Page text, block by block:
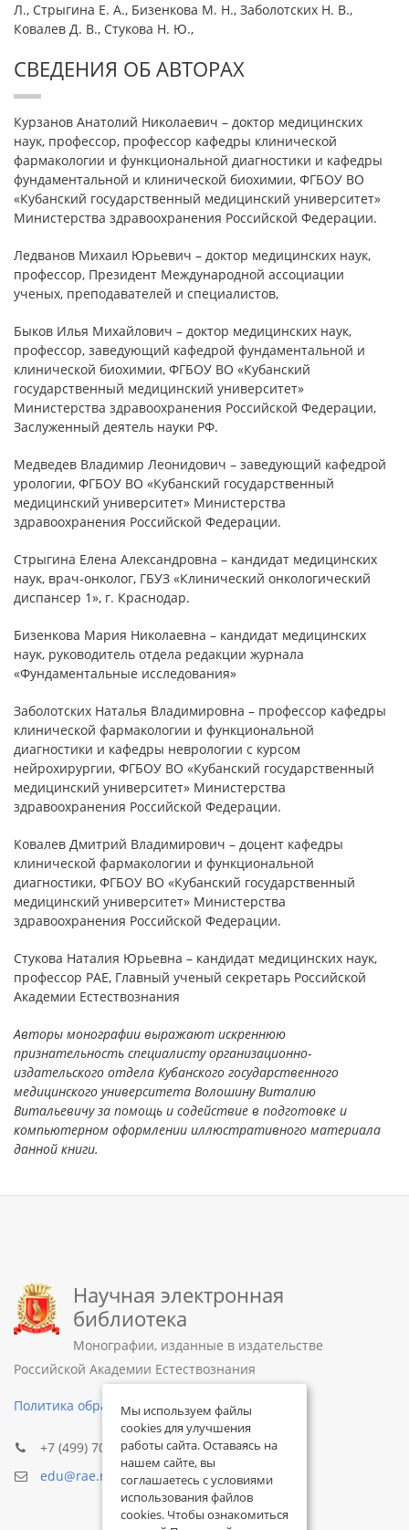
Л., Стрыгина Е. А., Бизенкова М. Н., Заболотских Н. В.,
Ковалев Д. В., Стукова Н. Ю.,
СВЕДЕНИЯ ОБ АВТОРАХ
Курзанов Анатолий Николаевич – доктор медицинских
наук, профессор, профессор кафедры клинической
фармакологии и функциональной диагностики и кафедры
фундаментальной и клинической биохимии, ФГБОУ ВО
«Кубанский государственный медицинский университет»
Министерства здравоохранения Российской Федерации.
Ледванов Михаил Юрьевич – доктор медицинских наук,
профессор, Президент Международной ассоциации
ученых, преподавателей и специалистов,
Быков Илья Михайлович – доктор медицинских наук,
профессор, заведующий кафедрой фундаментальной и
клинической биохимии, ФГБОУ ВО «Кубанский
государственный медицинский университет»
Министерства здравоохранения Российской Федерации,
Заслуженный деятель науки РФ.
Медведев Владимир Леонидович – заведующий кафедрой
урологии, ФГБОУ ВО «Кубанский государственный
медицинский университет» Министерства
здравоохранения Российской Федерации.
Стрыгина Елена Александровна – кандидат медицинских
наук, врач-онколог, ГБУЗ «Клинический онкологический
диспансер 1», г. Краснодар.
Бизенкова Мария Николаевна – кандидат медицинских
наук, руководитель отдела редакции журнала
«Фундаментальные исследования»
Заболотских Наталья Владимировна – профессор кафедры
клинической фармакологии и функциональной
диагностики и кафедры неврологии с курсом
нейрохирургии, ФГБОУ ВО «Кубанский государственный
медицинский университет» Министерства
здравоохранения Российской Федерации.
Ковалев Дмитрий Владимирович – доцент кафедры
клинической фармакологии и функциональной
диагностики, ФГБОУ ВО «Кубанский государственный
медицинский университет» Министерства
здравоохранения Российской Федерации.
Стукова Наталия Юрьевна – кандидат медицинских наук,
профессор РАЕ, Главный ученый секретарь Российской
Академии Естествознания
Авторы монографии выражают искреннюю
признательность специалисту организационно-
издательского отдела Кубанского государственного
медицинского университета Волошину Виталию
Витальевичу за помощь и содействие в подготовке и
компьютерном оформлении иллюстративного материала
данной книги.
Научная электронная
библиотека
Монографии, изданные в издательстве
Российской Академии Естествознания
Политика обработки персональных данных
+7 (499) 705-72-30
edu@rae.ru
Мы используем файлы
cookies для улучшения
работы сайта. Оставаясь на
нашем сайте, вы
соглашаетесь с условиями
использования файлов
cookies. Чтобы ознакомиться